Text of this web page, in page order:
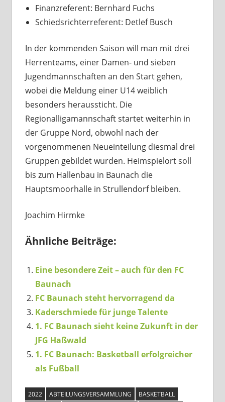
Finanzreferent: Bernhard Fuchs
Schiedsrichterreferent: Detlef Busch
In der kommenden Saison will man mit drei
Herrenteams, einer Damen- und sieben
Jugendmannschaften an den Start gehen,
wobei die Meldung einer U14 weiblich
besonders heraussticht. Die
Regionalligamannschaft startet weiterhin in
der Gruppe Nord, obwohl nach der
vorgenommenen Neueinteilung diesmal drei
Gruppen gebildet wurden. Heimspielort soll
bis zum Hallenbau in Baunach die
Hauptsmoorhalle in Strullendorf bleiben.
Joachim Hirmke
Ähnliche Beiträge:
Eine besondere Zeit – auch für den FC
Baunach
FC Baunach steht hervorragend da
Kaderschmiede für junge Talente
1. FC Baunach sieht keine Zukunft in der
JFG Haßwald
1. FC Baunach: Basketball erfolgreicher
als Fußball
2022 ABTEILUNGSVERSAMMLUNG
BASKETBALL